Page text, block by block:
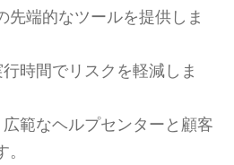
先端的なツールを提供しま
時間でリスクを軽減しま
広範なヘルプセンターと顧客